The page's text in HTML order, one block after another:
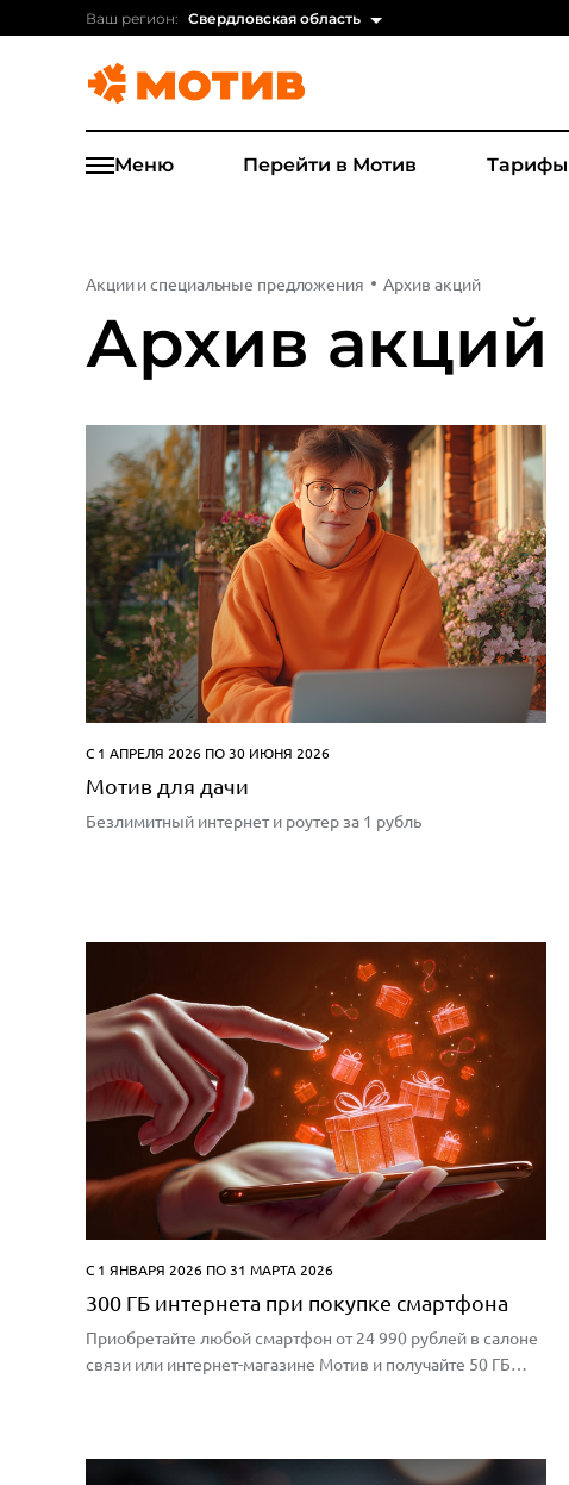
Ваш регион: Свердловская область
Меню Перейти в Мотив Тарифы
Акции и специальные предложения Архив акций
Архив акций
С 1 АПРЕЛЯ 2026 ПО 30 ИЮНЯ 2026
Мотив для дачи
Безлимитный интернет и роутер за 1 рубль
С 1 ЯНВАРЯ 2026 ПО 31 МАРТА 2026
300 ГБ интернета при покупке смартфона
​Приобретайте любой смартфон от 24 990 рублей в салоне
связи или интернет-магазине Мотив и получайте 50 ГБ